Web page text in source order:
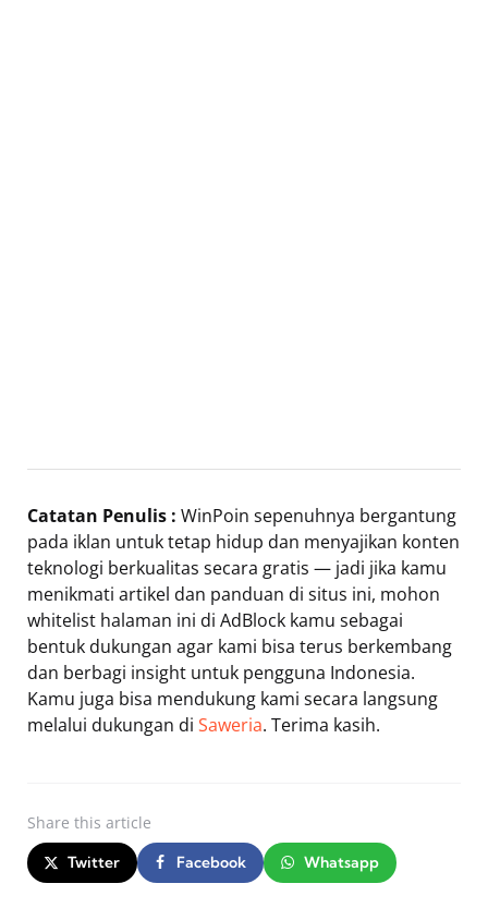
Catatan Penulis : WinPoin sepenuhnya bergantung
pada iklan untuk tetap hidup dan menyajikan konten
teknologi berkualitas secara gratis — jadi jika kamu
menikmati artikel dan panduan di situs ini, mohon
whitelist halaman ini di AdBlock kamu sebagai
bentuk dukungan agar kami bisa terus berkembang
dan berbagi insight untuk pengguna Indonesia.
Kamu juga bisa mendukung kami secara langsung
melalui dukungan di Saweria. Terima kasih.
Share this article
Twitter Facebook Whatsapp